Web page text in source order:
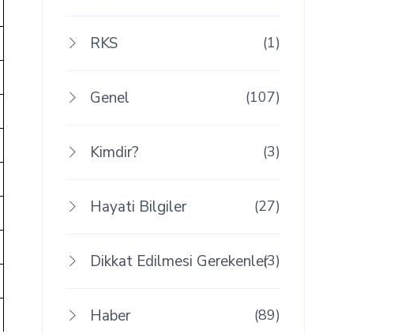
RKS (1)
Genel (107)
Kimdir? (3)
Hayati Bilgiler (27)
Dikkat Edilmesi Gerekenler(3)
Haber (89)